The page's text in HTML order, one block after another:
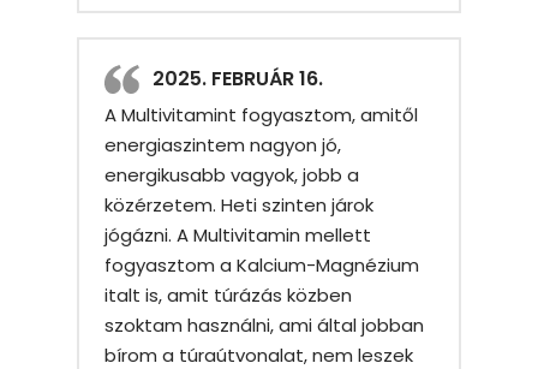
2025. FEBRUÁR 16.
A Multivitamint fogyasztom, amitől
energiaszintem nagyon jó,
energikusabb vagyok, jobb a
közérzetem. Heti szinten járok
jógázni. A Multivitamin mellett
fogyasztom a Kalcium-Magnézium
italt is, amit túrázás közben
szoktam használni, ami által jobban
bírom a túraútvonalat, nem leszek